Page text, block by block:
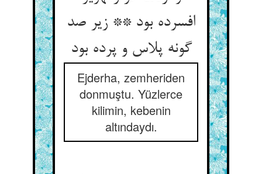
افسرده بود ** زیر صد
گونه پلاس و پرده بود
Ejderha, zemheriden
donmuştu. Yüzlerce
kilimin, kebenin
altındaydı.